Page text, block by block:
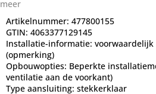
meer
Artikelnummer: 477800155
GTIN: 4063377129145
Installatie-informatie:
(opmerking)
Opbouwopties: Beperkte
ventilatie aan de voorkant)
Type aansluiting: stekkerklaar